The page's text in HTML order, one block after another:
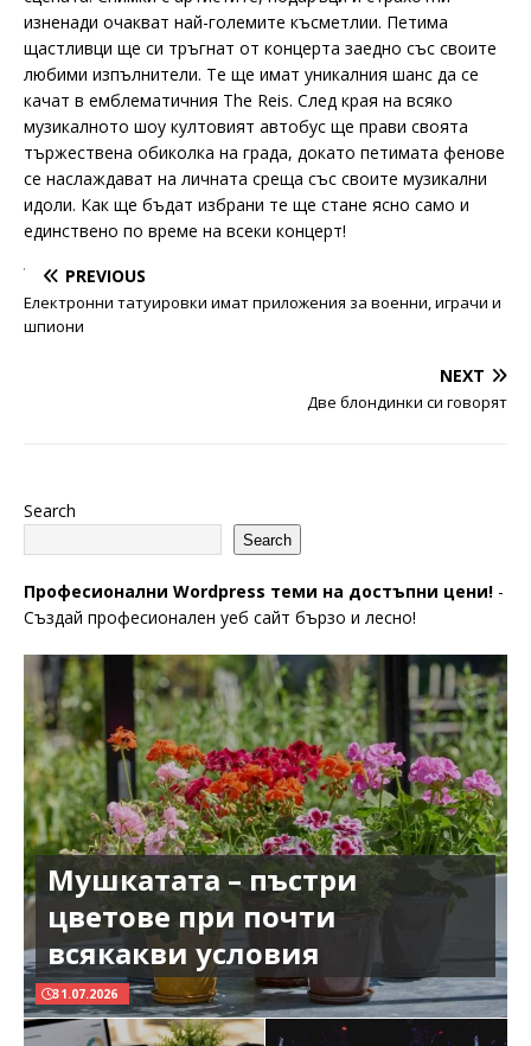
изненади очакват най-големите късметлии. Петима
щастливци ще си тръгнат от концерта заедно със своите
любими изпълнители. Те ще имат уникалния шанс да се
качат в емблематичния The Reis. След края на всяко
музикалното шоу култовият автобус ще прави своята
тържествена обиколка на града, докато петимата фенове
се наслаждават на личната среща със своите музикални
идоли. Как ще бъдат избрани те ще стане ясно само и
единствено по време на всеки концерт!
PREVIOUS
Електронни татуировки имат приложения за военни, играчи и
шпиони
NEXT
Две блондинки си говорят
Search
Search
Професионални Wordpress теми на достъпни цени! -
Създай професионален уеб сайт бързо и лесно!
Мушкатата – пъстри
цветове при почти
всякакви условия
31.07.2026